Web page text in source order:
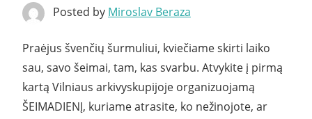
Posted by Miroslav Beraza
Praėjus švenčių šurmuliui, kviečiame skirti laiko
sau, savo šeimai, tam, kas svarbu. Atvykite į pirmą
kartą Vilniaus arkivyskupijoje organizuojamą
ŠEIMADIENĮ, kuriame atrasite, ko nežinojote, ar